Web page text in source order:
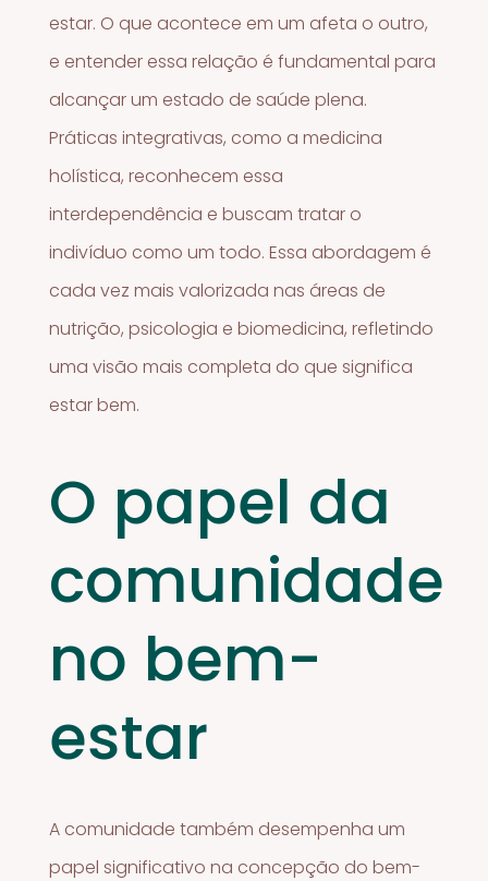
estar. O que acontece em um afeta o outro,
e entender essa relação é fundamental para
alcançar um estado de saúde plena.
Práticas integrativas, como a medicina
holística, reconhecem essa
interdependência e buscam tratar o
indivíduo como um todo. Essa abordagem é
cada vez mais valorizada nas áreas de
nutrição, psicologia e biomedicina, refletindo
uma visão mais completa do que significa
estar bem.
O papel da
comunidade
no bem-
estar
A comunidade também desempenha um
papel significativo na concepção do bem-